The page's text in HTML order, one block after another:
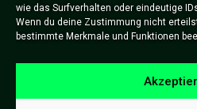
wie das Surfverhalten oder eindeutige
Wenn du deine Zustimmung nicht
bestimmte Merkmale und Funktionen